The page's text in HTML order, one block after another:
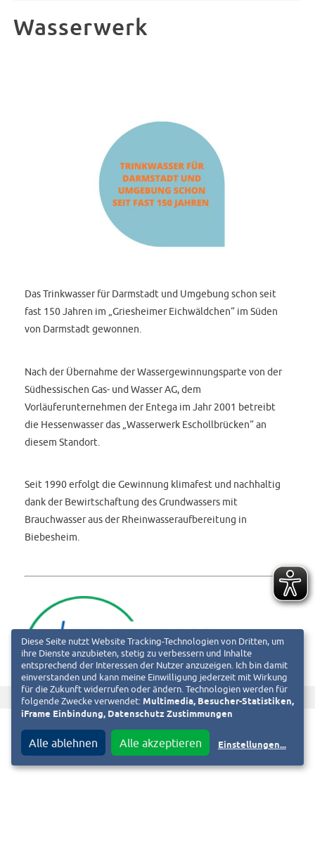
Wasserwerk
Das Trinkwasser für Darmstadt und Umgebung schon seit
fast 150 Jahren im „Griesheimer Eichwäldchen“ im Süden
von Darmstadt gewonnen.
Nach der Übernahme der Wassergewinnungsparte von der
Südhessischen Gas- und Wasser AG, dem
Vorläuferunternehmen der Entega im Jahr 2001 betreibt
die Hessenwasser das „Wasserwerk Eschollbrücken“ an
diesem Standort.
Seit 1990 erfolgt die Gewinnung klimafest und nachhaltig
dank der Bewirtschaftung des Grundwassers mit
Brauchwasser aus der Rheinwasseraufbereitung in
Biebesheim.
Diesen Beitrag teilen auf f T
Diese Seite nutzt Website Tracking-Technologien von Dritten, um
ihre Dienste anzubieten, stetig zu verbessern und Inhalte
entsprechend der Interessen der Nutzer anzuzeigen. Ich bin damit
einverstanden und kann meine Einwilligung jederzeit mit Wirkung
für die Zukunft widerrufen oder ändern. Technologien werden für
folgende Zwecke verwendet: Multimedia, Besucher-Statistiken,
iFrame Einbindung, Datenschutz Zustimmungen
Alle ablehnen Alle akzeptieren Einstellungen...